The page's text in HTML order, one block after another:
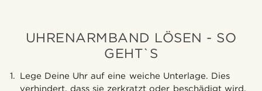
UHRENARMBAND LÖSEN - SO
GEHT`S
Lege Deine Uhr auf eine weiche Unterlage. Dies
verhindert, dass sie zerkratzt oder beschädigt wird.